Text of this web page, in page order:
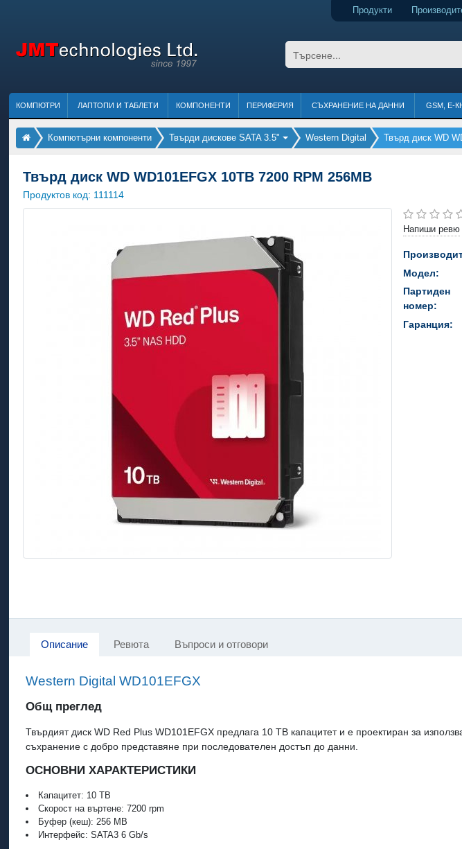
Продукти
КОМПЮТРИ ЛАПТОПИ И ТАБЛЕТИ КОМПОНЕНТИ ПЕРИФЕРИЯ СЪХРАНЕНИЕ НА ДАННИ GSM, Е-
Компютърни компоненти Твърди дискове SATA 3.5" Western Digital Твърд диск WD
Твърд диск WD WD101EFGX 10TB 7200 RPM 256MB
Продуктов код: 111114
Напиши ревю
Модел:
Партиден
номер:
Гаранция:
Описание Ревюта Въпроси и отговори
Western Digital WD101EFGX
Общ преглед
Твърдият диск WD Red Plus WD101EFGX предлага 10 TB капацитет и е проектиран за
съхранение с добро представяне при последователен достъп до данни.
ОСНОВНИ ХАРАКТЕРИСТИКИ
Капацитет: 10 TB
Скорост на въртене: 7200 rpm
Буфер (кеш): 256 MB
Интерфейс: SATA3 6 Gb/s